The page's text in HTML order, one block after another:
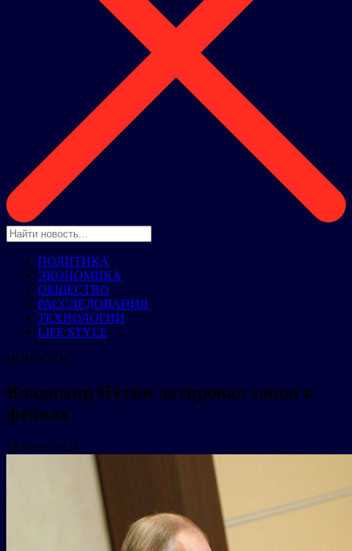
ПОЛИТИКА
ЭКОНОМИКА
ОБЩЕСТВО
РАССЛЕДОВАНИЯ
ТЕХНОЛОГИИ
LIFE STYLE
НОВОСТИ
Владимир Путин ветировал закон о
фейках
18 июня 2021